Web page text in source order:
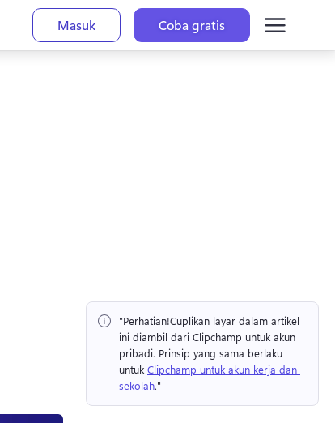
Masuk Coba gratis
"Perhatian!Cuplikan layar dalam artikel
ini diambil dari Clipchamp untuk akun
pribadi. Prinsip yang sama berlaku
untuk Clipchamp untuk akun kerja dan
sekolah."